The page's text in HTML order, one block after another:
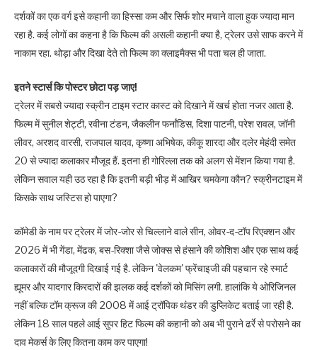
दर्शकों का एक वर्ग इसे कहानी का हिस्सा कम और सिर्फ शोर मचाने वाला हुक ज्यादा मान
रहा है. कई लोगों का कहना है कि फिल्म की असली कहानी क्या है, ट्रेलर उसे साफ करने में
नाकाम रहा. थोड़ा और दिखा देते तो फिल्म का क्लाइमैक्स भी पता चल ही जाता.
इतने स्टार्स कि पोस्टर छोटा पड़ जाए!
ट्रेलर में सबसे ज्यादा स्क्रीन टाइम स्टार कास्ट को दिखाने में खर्च होता नजर आता है.
फिल्म में सुनील शेट्टी, रवीना टंडन, जैकलीन फर्नांडिस, दिशा पाटनी, परेश रावल, जॉनी
लीवर, अरशद वारसी, राजपाल यादव, कृष्णा अभिषेक, कीकू शारदा और दलेर मेहंदी समेत
20 से ज्यादा कलाकार मौजूद हैं. इतना ही गोरिल्ला तक को अलग से मेंशन किया गया है.
लेकिन सवाल यही उठ रहा है कि इतनी बड़ी भीड़ में आखिर चमकेगा कौन? स्क्रीनटाइम में
किसके साथ जस्टिस हो पाएगा?
कॉमेडी के नाम पर ट्रेलर में जोर-जोर से चिल्लाने वाले सीन, ओवर-द-टॉप रिएक्शन और
2026 में भी गेंडा, मेंढक, बस-रिक्शा जैसे जोक्स से हंसाने की कोशिश और एक साथ कई
कलाकारों की मौजूदगी दिखाई गई है. लेकिन 'वेलकम' फ्रेंचाइजी की पहचान रहे स्मार्ट
ह्यूमर और यादगार किरदारों की झलक कई दर्शकों को मिसिंग लगी. हालांकि ये ओरिजिनल
नहीं बल्कि टॉम क्रूज की 2008 में आई ट्रॉपिक थंडर की डुप्लिकेट बताई जा रही है.
लेकिन 18 साल पहले आई सुपर हिट फिल्म की कहानी को अब भी पुराने ढर्रे से परोसने का
दाव मेकर्स के लिए कितना काम कर पाएगा!